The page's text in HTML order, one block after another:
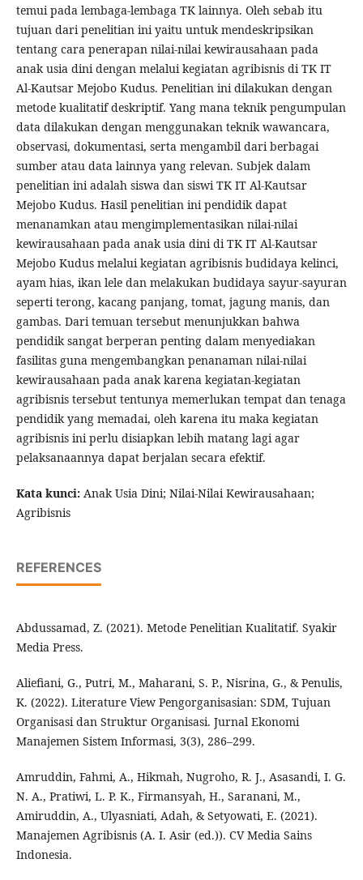
temui pada lembaga-lembaga TK lainnya. Oleh sebab itu
tujuan dari penelitian ini yaitu untuk mendeskripsikan
tentang cara penerapan nilai-nilai kewirausahaan pada
anak usia dini dengan melalui kegiatan agribisnis di TK IT
Al-Kautsar Mejobo Kudus. Penelitian ini dilakukan dengan
metode kualitatif deskriptif. Yang mana teknik pengumpulan
data dilakukan dengan menggunakan teknik wawancara,
observasi, dokumentasi, serta mengambil dari berbagai
sumber atau data lainnya yang relevan. Subjek dalam
penelitian ini adalah siswa dan siswi TK IT Al-Kautsar
Mejobo Kudus. Hasil penelitian ini pendidik dapat
menanamkan atau mengimplementasikan nilai-nilai
kewirausahaan pada anak usia dini di TK IT Al-Kautsar
Mejobo Kudus melalui kegiatan agribisnis budidaya kelinci,
ayam hias, ikan lele dan melakukan budidaya sayur-sayuran
seperti terong, kacang panjang, tomat, jagung manis, dan
gambas. Dari temuan tersebut menunjukkan bahwa
pendidik sangat berperan penting dalam menyediakan
fasilitas guna mengembangkan penanaman nilai-nilai
kewirausahaan pada anak karena kegiatan-kegiatan
agribisnis tersebut tentunya memerlukan tempat dan tenaga
pendidik yang memadai, oleh karena itu maka kegiatan
agribisnis ini perlu disiapkan lebih matang lagi agar
pelaksanaannya dapat berjalan secara efektif.
Kata kunci: Anak Usia Dini; Nilai-Nilai Kewirausahaan;
Agribisnis
REFERENCES
Abdussamad, Z. (2021). Metode Penelitian Kualitatif. Syakir
Media Press.
Aliefiani, G., Putri, M., Maharani, S. P., Nisrina, G., & Penulis,
K. (2022). Literature View Pengorganisasian: SDM, Tujuan
Organisasi dan Struktur Organisasi. Jurnal Ekonomi
Manajemen Sistem Informasi, 3(3), 286–299.
Amruddin, Fahmi, A., Hikmah, Nugroho, R. J., Asasandi, I. G.
N. A., Pratiwi, L. P. K., Firmansyah, H., Saranani, M.,
Amiruddin, A., Ulyasniati, Adah, & Setyowati, E. (2021).
Manajemen Agribisnis (A. I. Asir (ed.)). CV Media Sains
Indonesia.